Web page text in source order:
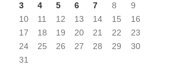
3
4 5 6 7 8
9
10
11 12 13 14 15
16
17
18 19 20 21 22
23
24
25 26 27 28 29
30
31